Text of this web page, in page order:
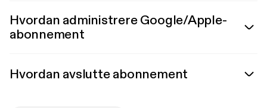
Hvordan administrere Google/Apple-
abonnement
Hvordan avslutte abonnement